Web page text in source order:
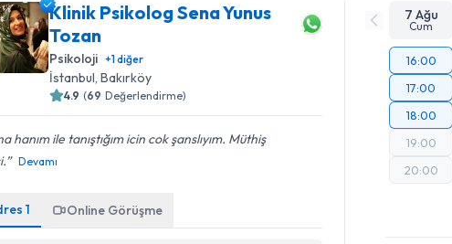
Klinik Psikolog Sena Yunus
Tozan
Psikoloji +1diğer
İstanbul, Bakırköy
4.9 (69 Değerlendirme)
hanım ile tanıştığım icin cok şanslıyım. Müthiş
Devamı
1 Online Görüşme
7 Ağu
Cum
16:00
17:00
18:00
19:00
20:00